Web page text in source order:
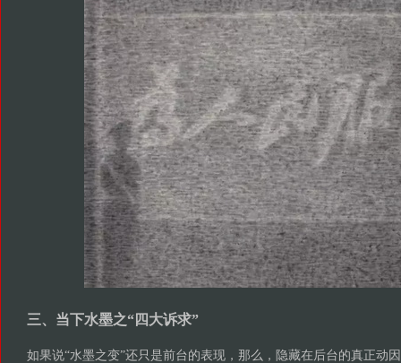
三、当下水墨之“四大诉求”
如果说“水墨之变”还只是前台的表现，那么，隐藏在后台的真正动